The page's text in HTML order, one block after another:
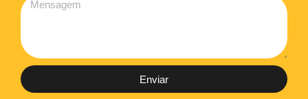
Enviar